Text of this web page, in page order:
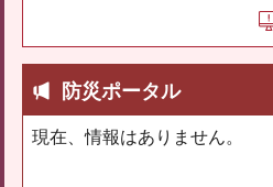
防災ポータル
現在、情報はありません。